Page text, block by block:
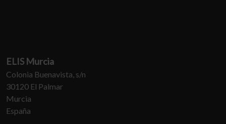
ELIS Murcia
Colonia Buenavista, s/n
30120 El Palmar
Murcia
España